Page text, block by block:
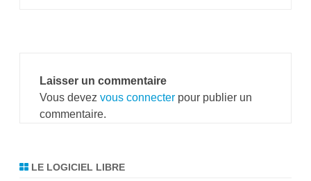
Laisser un commentaire
Vous devez vous connecter pour publier un
commentaire.
LE LOGICIEL LIBRE